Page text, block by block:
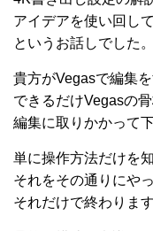
アイデアを使い回し
というお話しでした。
貴方がVegasで編集を
できるだけVegasの
編集に取りかかって
単に操作方法だけを知
それをその通りにや
それだけで終わります